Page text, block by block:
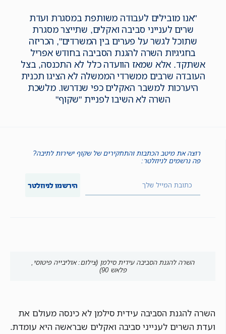
"אנו מובילים לעבודה משותפת במסגרת ועדת
שרים לענייני סביבה ואקלים, שתייצר מסגרת
שתוכל לגשר על פערים בין המשרדים", הכריזה
בחגיגיות השרה להגנת הסביבה בחודש אפריל
אשתקד. אלא שמאז הוועדה כלל לא התכנסה, בצל
העובדה שרבים ממשרדי הממשלה לא הציגו תכנית
היערכות למשבר האקלים כפי שנדרשו. מלשכת
השרה לא השיבו לפניית "שקוף"
רוצה את מיטב הכתבות והתחקירים של שקוף ישירות לתיבה?
פה נרשמים לניוזלטר:
הירשמו לניוזלטר
השרה להגנת הסביבה עידית סילמן (צילום: אוליבייה פיטוסי,
פלאש 90)
השרה להגנת הסביבה עידית סילמן לא כינסה מעולם את
ועדת השרים לענייני סביבה ואקלים שבראשה היא עומדת.